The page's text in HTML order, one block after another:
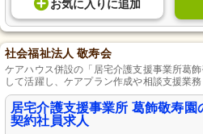
お気に入り に追加
社会福祉法人 敬寿会
ケアハウス併設の「居宅介護支援事業所葛
して活躍し、ケアプラン作成や相談支援業
白さを追求できます。また、年間公休114
でき、通勤はJRと京成線の便利な立地にあ
居宅介護支援事業所 葛飾敬寿
契約社員求人